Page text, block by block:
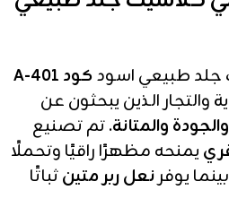
جلد طبيعي اسودكود A-401
والتجار الذين يبحثون عن
والمتانة. تم تصنيع
يمنحه مظهرًا راقيًا وتحملًا
يوفرنعل ربر متينثباتًا